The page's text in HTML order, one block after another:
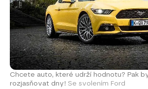
Chcete auto, které udrží hodnotu? Pak
rozjasňovat dny! Se svolením Ford